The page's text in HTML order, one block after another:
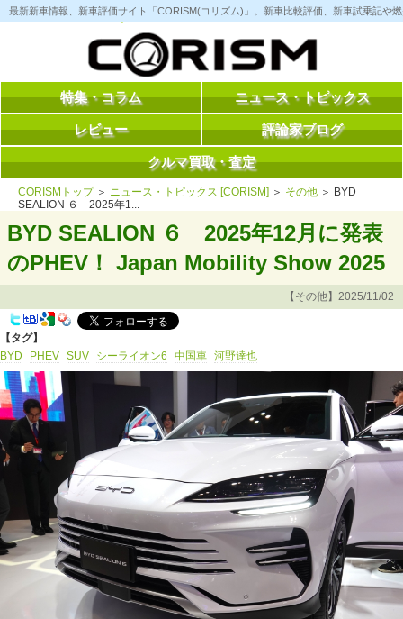
コ
ン
へ
最新新車情報、新車評価サイト「CORISM(コリズム)」。新車比較評価、新車試乗記や
特集・コラム ニュース・トピックス
レビュー 評論家ブログ
クルマ買取・査定
CORISMトップ＞ ニュース・トピックス [CORISM] ＞ その他 ＞ BYD
SEALION ６ 2025年1...
BYD SEALION ６ 2025年12月に発表
のPHEV！ Japan Mobility Show 2025
【その他】2025/11/02
【タグ】
BYD
PHEV SUV シーライオン6 中国車 河野達也